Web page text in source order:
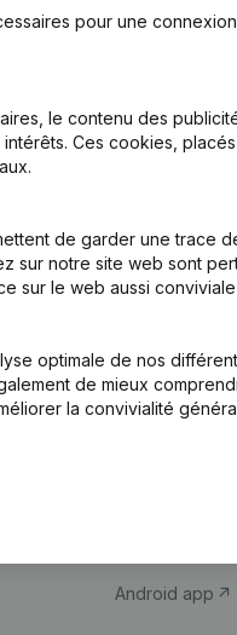
pour une
le contenu des
Ces cookies,
de garder une trace
sur notre site web sont
sur le web aussi
optimale de nos
de mieux
la convivialité
Produit
d’entreprise
Monitoring
Android app